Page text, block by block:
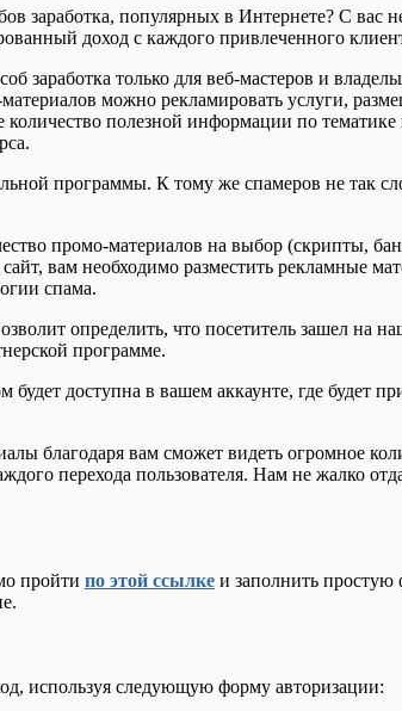
заработка, популярных в Интернете? С вас
доход с каждого привлеченного
заработка только для веб-мастеров и
можно рекламировать услуги,
полезной информации по тематике
программы. К тому же спамеров не так
промо-материалов на выбор (скрипты,
вам необходимо разместить рекламные
спама.
определить, что посетитель зашел на
программе.
доступна в вашем аккаунте, где будет
вам сможет видеть огромное
перехода пользователя. Нам не жалко
пройти по этой ссылке и заполнить простую
используя следующую форму авторизации: